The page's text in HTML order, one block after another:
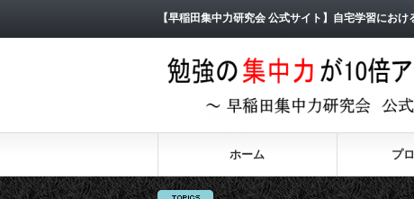
【早稲田集中力研究会 公式サイト】自宅学習にお
ホーム プ